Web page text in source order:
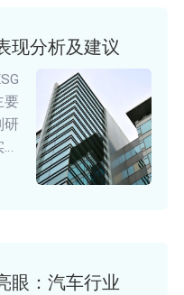
现分析及建议
要
研
眼：汽车行业